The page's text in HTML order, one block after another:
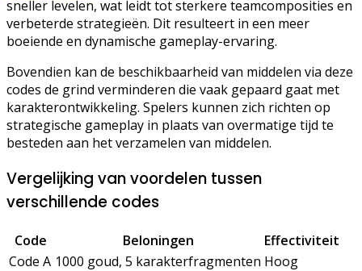
sneller levelen, wat leidt tot sterkere teamcomposities en
verbeterde strategieën. Dit resulteert in een meer
boeiende en dynamische gameplay-ervaring.
Bovendien kan de beschikbaarheid van middelen via deze
codes de grind verminderen die vaak gepaard gaat met
karakterontwikkeling. Spelers kunnen zich richten op
strategische gameplay in plaats van overmatige tijd te
besteden aan het verzamelen van middelen.
Vergelijking van voordelen tussen
verschillende codes
Code Beloningen
Effectiviteit
Code A 1000 goud, 5 karakterfragmenten Hoog